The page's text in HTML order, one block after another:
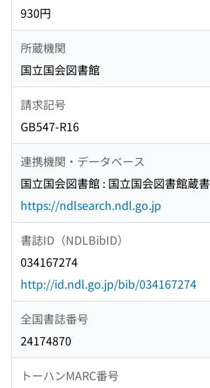
930円
所蔵機関
国立国会図書館
請求記号
GB547-R16
連携機関・データベース
国立国会図書館 : 国立国会図書館蔵書
https://ndlsearch.ndl.go.jp
書誌ID（NDLBibID）
034167274
http://id.ndl.go.jp/bib/034167274
全国書誌番号
24174870
トーハンMARC番号